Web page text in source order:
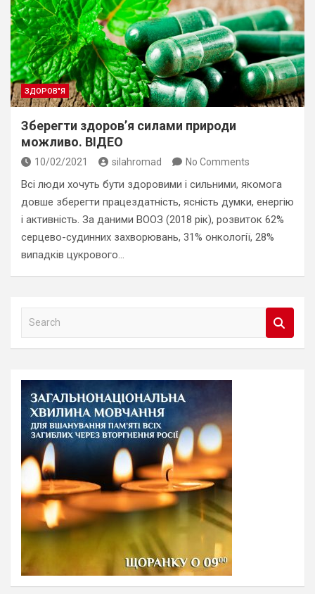
ЗДОРОВ"Я
Зберегти здоров’я силами природи
можливо. ВІДЕО
10/02/2021 silahromad No Comments
Всі люди хочуть бути здоровими і сильними, якомога
довше зберегти працездатність, ясність думки, енергію
і активність. За даними ВООЗ (2018 рік), розвиток 62%
серцево-судинних захворювань, 31% онкології, 28%
випадків цукрового…
a